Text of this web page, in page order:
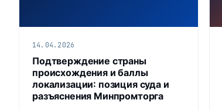
14.04.2026
Подтверждение страны
происхождения и баллы
локализации: позиция суда и
разъяснения Минпромторга